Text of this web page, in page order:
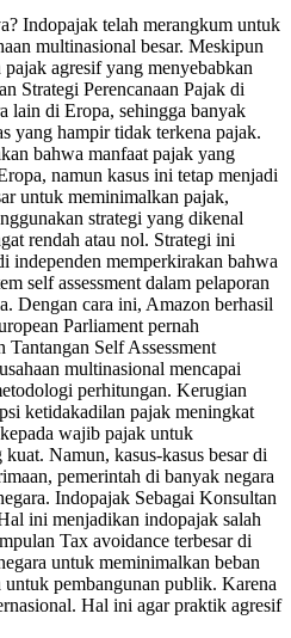
Indopajak telah merangkum untuk
multinasional besar. Meskipun
agresif yang menyebabkan
Strategi Perencanaan Pajak di
lain di Eropa, sehingga banyak
yang hampir tidak terkena pajak.
bahwa manfaat pajak yang
namun kasus ini tetap menjadi
untuk meminimalkan pajak,
strategi yang dikenal
rendah atau nol. Strategi ini
independen memperkirakan bahwa
self assessment dalam pelaporan
Dengan cara ini, Amazon berhasil
Parliament pernah
Self Assessment
multinasional mencapai
perhitungan. Kerugian
ketidakadilan pajak meningkat
wajib pajak untuk
Namun, kasus-kasus besar di
pemerintah di banyak negara
Indopajak Sebagai Konsultan
ini menjadikan indopajak salah
Tax avoidance terbesar di
untuk meminimalkan beban
pembangunan publik. Karena
Hal ini agar praktik agresif